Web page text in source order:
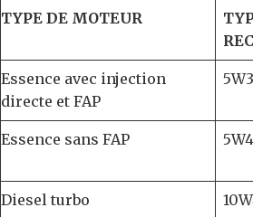
TYPE DE MOTEUR
Essence avec injection
directe et FAP
Essence sans FAP
Diesel turbo